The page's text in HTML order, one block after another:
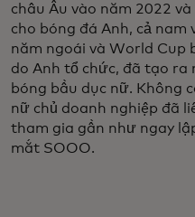
châu Âu vào năm 2022
cho bóng đá Anh, cả nam
năm ngoái và World Cup
do Anh tổ chức, đã tạo ra
bóng bầu dục nữ. Không
nữ chủ doanh nghiệp đã
tham gia gần như ngay
mắt SOOO.